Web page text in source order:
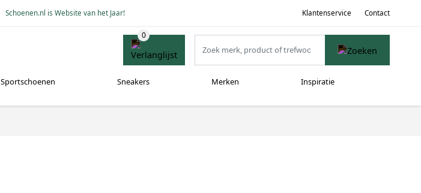
Schoenen.nl is Website van het Jaar! Klantenservice Contact
Sportschoenen Sneakers Merken Inspiratie